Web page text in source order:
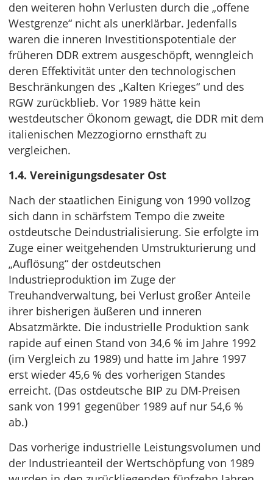
den weiteren hohn Verlusten durch die „offene
Westgrenze“ nicht als unerklärbar. Jedenfalls
waren die inneren Investitionspotentiale der
früheren DDR extrem ausgeschöpft, wenngleich
deren Effektivität unter den technologischen
Beschränkungen des „Kalten Krieges“ und des
RGW zurückblieb. Vor 1989 hätte kein
westdeutscher Ökonom gewagt, die DDR mit dem
italienischen Mezzogiorno ernsthaft zu
vergleichen.
1.4. Vereinigungsdesater Ost
Nach der staatlichen Einigung von 1990 vollzog
sich dann in schärfstem Tempo die zweite
ostdeutsche Deindustrialisierung. Sie erfolgte im
Zuge einer weitgehenden Umstrukturierung und
„Auflösung“ der ostdeutschen
Industrieproduktion im Zuge der
Treuhandverwaltung, bei Verlust großer Anteile
ihrer bisherigen äußeren und inneren
Absatzmärkte. Die industrielle Produktion sank
rapide auf einen Stand von 34,6 % im Jahre 1992
(im Vergleich zu 1989) und hatte im Jahre 1997
erst wieder 45,6 % des vorherigen Standes
erreicht. (Das ostdeutsche BIP zu DM-Preisen
sank von 1991 gegenüber 1989 auf nur 54,6 %
ab.)
Das vorherige industrielle Leistungsvolumen und
der Industrieanteil der Wertschöpfung von 1989